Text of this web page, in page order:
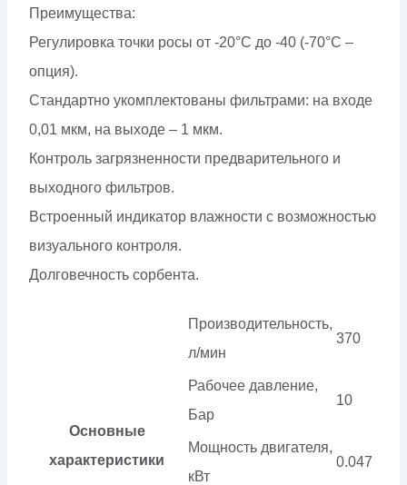
Преимущества:
Регулировка точки росы от -20°С до -40 (-70°С –
опция).
Стандартно укомплектованы фильтрами: на входе
0,01 мкм, на выходе – 1 мкм.
Контроль загрязненности предварительного и
выходного фильтров.
Встроенный индикатор влажности с возможностью
визуального контроля.
Долговечность сорбента.
Основные
характеристики
Производительность,
л/мин
370
Рабочее давление,
Бар
10
Мощность двигателя,
кВт
0.047